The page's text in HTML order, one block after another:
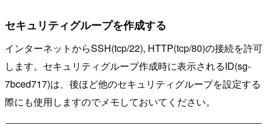
セキュリティグループを作成する
インターネットからSSH(tcp/22), HTTP(tcp/80)の接続を許可
します。セキュリティグループ作成時に表示されるID(sg-
7bced717)は、後ほど他のセキュリティグループを設定する
際にも使用しますのでメモしておいてください。